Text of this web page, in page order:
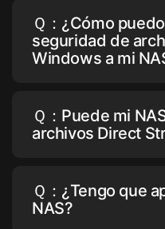
Ｑ：¿Cómo
seguridad de
Windows a mi
Ｑ：Puede mi
archivos Direct
Ｑ：¿Tengo que
NAS?